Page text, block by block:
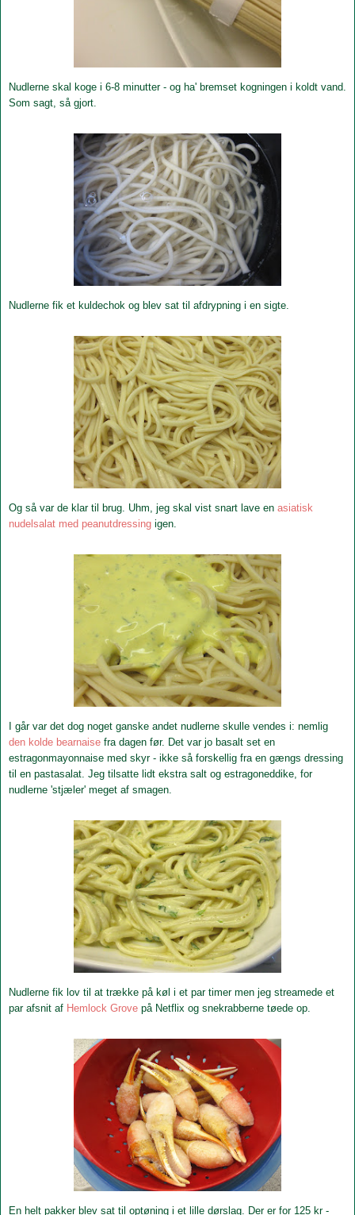
Nudlerne skal koge i 6-8 minutter - og ha' bremset kogningen i koldt vand.
Som sagt, så gjort.
Nudlerne fik et kuldechok og blev sat til afdrypning i en sigte.
Og så var de klar til brug. Uhm, jeg skal vist snart lave en asiatisk
nudelsalat med peanutdressing igen.
I går var det dog noget ganske andet nudlerne skulle vendes i: nemlig
den kolde bearnaise fra dagen før. Det var jo basalt set en
estragonmayonnaise med skyr - ikke så forskellig fra en gængs dressing
til en pastasalat. Jeg tilsatte lidt ekstra salt og estragoneddike, for
nudlerne 'stjæler' meget af smagen.
Nudlerne fik lov til at trække på køl i et par timer men jeg streamede et
par afsnit af Hemlock Grove på Netflix og snekrabberne tøede op.
En helt pakker blev sat til optøning i et lille dørslag. Der er for 125 kr -